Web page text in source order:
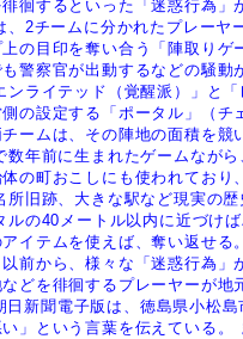
徊するといった「迷惑行為
、2チームに分かれたプレーヤ
の目印を奪い合う「陣取り
警察官が出動するなどの騒動
ンライテッド（覚醒派）」と
の設定する「ポータル」（チ
ームは、その陣地の面積を
数年前に生まれたゲームなが
の町おこしにも使われており
所旧跡、大きな駅など現実の
ルの40メートル以内に近づけ
イテムを使えば、奪い返せる。
前から、様々な「迷惑行為
どを徘徊するプレーヤーが地
日新聞電子版は、徳島県小松
」という言葉を伝えている。